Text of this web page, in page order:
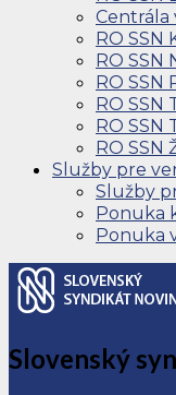
Centrála
RO SSN
RO SSN
RO SSN
RO SSN
RO SSN
RO SSN
Služby pre
Služby
Ponuka
Ponuka
Slovenský